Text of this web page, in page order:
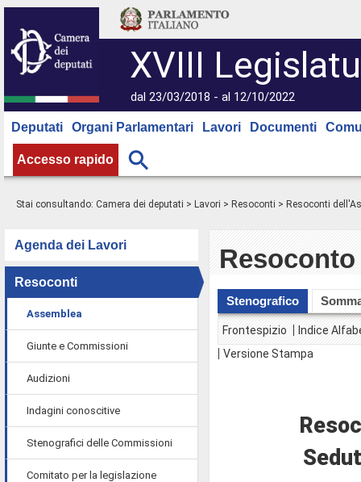
XVIII
dal 23/03/2018 - al 12/10/2022
Deputati Organi Parlamentari Lavori Documenti
Accesso rapido
Stai consultando: Camera dei deputati > Lavori > Resoconti > Resoconti
Agenda dei Lavori
Resoconti
Assemblea
Giunte e Commissioni
Audizioni
Indagini conoscitive
Stenografici delle Commissioni
Comitato per la legislazione
Stenografico
Frontespizio
Indice
Versione Stampa